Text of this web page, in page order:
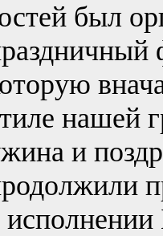
был
нашей
и
исполнении